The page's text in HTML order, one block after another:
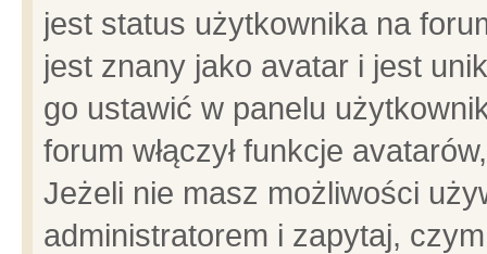
jest status użytkownika na
jest znany jako avatar i jest
go ustawić w panelu
forum włączył funkcje
Jeżeli nie masz możliwości
administratorem i zapytaj,